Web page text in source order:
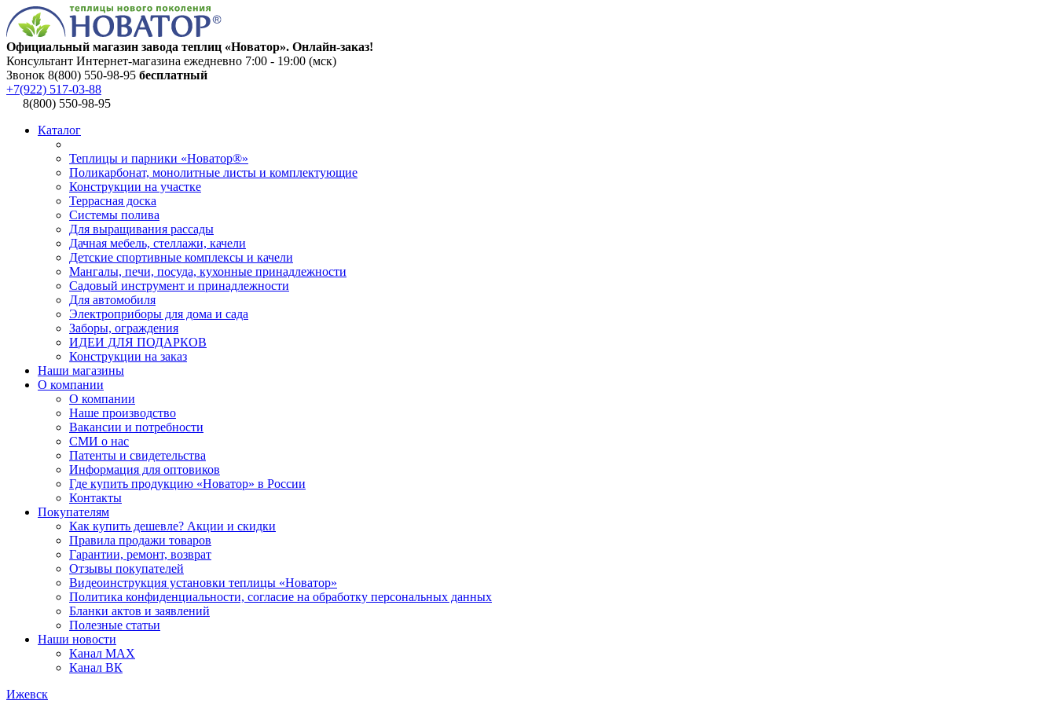
Официальный магазин завода теплиц «Новатор». Онлайн-заказ!
Консультант Интернет-магазина ежедневно 7:00 - 19:00 (мск)
Звонок 8(800) 550-98-95 бесплатный
+7(922) 517-03-88
8(800) 550-98-95
Каталог
Теплицы и парники «Новатор®»
Поликарбонат, монолитные листы и комплектующие
Конструкции на участке
Террасная доска
Системы полива
Для выращивания рассады
Дачная мебель, стеллажи, качели
Детские спортивные комплексы и качели
Мангалы, печи, посуда, кухонные принадлежности
Садовый инструмент и принадлежности
Для автомобиля
Электроприборы для дома и сада
Заборы, ограждения
ИДЕИ ДЛЯ ПОДАРКОВ
Конструкции на заказ
Наши магазины
О компании
О компании
Наше производство
Вакансии и потребности
СМИ о нас
Патенты и свидетельства
Информация для оптовиков
Где купить продукцию «Новатор» в России
Контакты
Покупателям
Как купить дешевле? Акции и скидки
Правила продажи товаров
Гарантии, ремонт, возврат
Отзывы покупателей
Видеоинструкция установки теплицы «Новатор»
Политика конфиденциальности, согласие на обработку персональных данных
Бланки актов и заявлений
Полезные статьи
Наши новости
Канал MAX
Канал ВК
Ижевск